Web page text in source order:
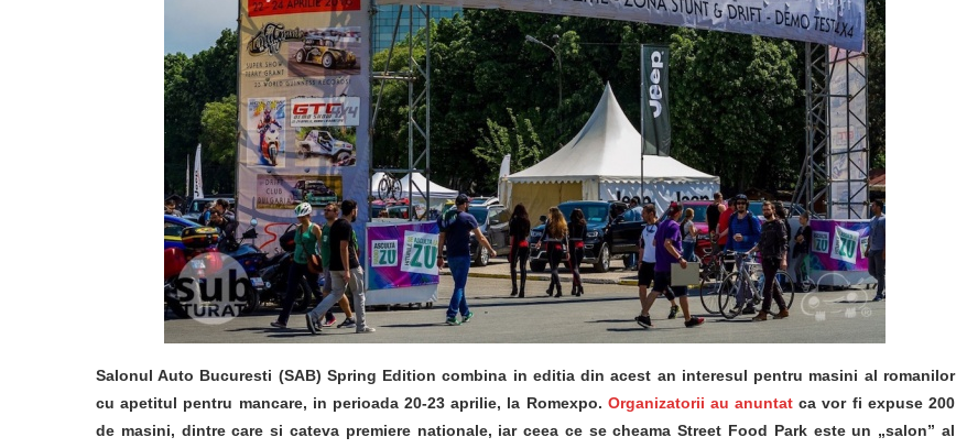
Salonul Auto Bucuresti (SAB) Spring Edition combina in editia din acest an interesul pentru masini al romanilor
cu apetitul pentru mancare, in perioada 20-23 aprilie, la Romexpo. Organizatorii au anuntat ca vor fi expuse 200
de masini, dintre care si cateva premiere nationale, iar ceea ce se cheama Street Food Park este un „salon” al